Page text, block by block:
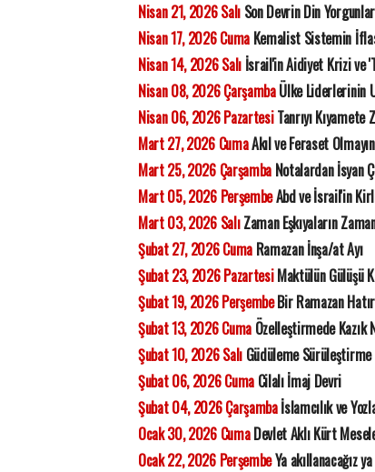
Nisan 21, 2026 SalıSon Devrin Din
Nisan 17, 2026 CumaKemalist Sistemin
Nisan 14, 2026 Salıİsrail'in Aidiyet Krizi ve
Nisan 08, 2026 ÇarşambaÜlke Liderlerinin
Nisan 06, 2026 PazartesiTanrıyı Kıyamete
Mart 27, 2026 CumaAkıl ve Feraset
Mart 25, 2026 ÇarşambaNotalardan İsyan
Mart 05, 2026 PerşembeAbd ve İsrail'in
Mart 03, 2026 SalıZaman Eşkıyaların
Şubat 27, 2026 CumaRamazan İnşa/at Ayı
Şubat 23, 2026 PazartesiMaktülün Gülüşü
Şubat 19, 2026 PerşembeBir Ramazan
Şubat 13, 2026 CumaÖzelleştirmede Kazık
Şubat 10, 2026 SalıGüdüleme Sürüleştirme
Şubat 06, 2026 CumaCilalı İmaj Devri
Şubat 04, 2026 Çarşambaİslamcılık ve
Ocak 30, 2026 CumaDevlet Aklı Kürt
Ocak 22, 2026 PerşembeYa akıllanacağız